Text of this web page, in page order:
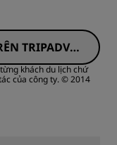
TRIPADVIS
khách du lịch chứ
của công ty. © 2014